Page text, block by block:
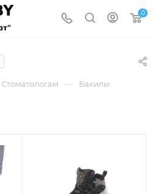
0
Стоматологам — Бахилы